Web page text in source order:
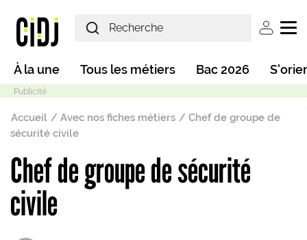
User
Main navigation
À la une Tous les métiers Bac 2026
Mode sombre
Fil d'Ariane
Accueil Avec nos fiches métiers
Chef de groupe de
sécurité civile
Chef de groupe de sécurité
civile